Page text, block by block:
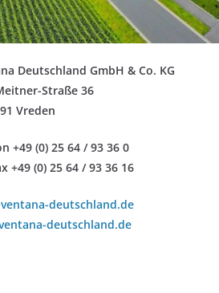
Deutschland GmbH & Co. KG
Straße 36
Vreden
+49 (0) 25 64 / 93 36 0
+49 (0) 25 64 / 93 36 16
deutschland.de
deutschland.de